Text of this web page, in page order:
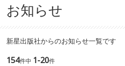
お知らせ
新星出版社からのお知らせ一覧です
154件中 1-20件